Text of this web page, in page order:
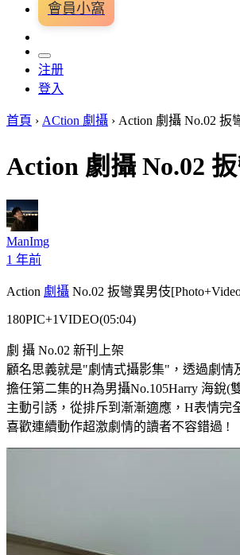
會員小窩
注册
登入
首頁 › ACtion 劇攝 › Action 劇攝 No.02 扳
Action 劇攝 No.02
ManImg
1 年前
Action 劇攝 No.02 扳彎異男伎
180PIC+1VIDEO(05:04)
劇 攝 No.02 新刊上架
顧名思義就是"劇情式攝影集"，透過劇情
擔任第二集的H為男攝No.105Harry 海銳(
主動引誘，從排斥到漸漸適應，H表情完
喜歡連續動作超激劇情的讀者不容錯過 !